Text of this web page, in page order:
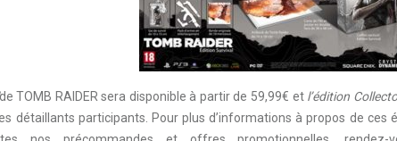
TOMB RAIDER sera disponible à partir de 59,99€ et l’édition
détaillants participants. Pour plus d’informations à propos de ces